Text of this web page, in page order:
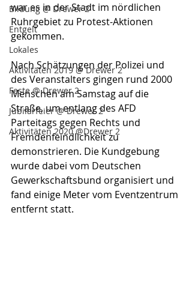
Bildung @ Drewer 2
Entgelt
Lokales
Aktivitäten 2019 @ Drewer 2
Feste @ Drewer 2
Jubilarfeier @ Drewer 2
Aktivitäten 2020 @Drewer 2
war es in der Stadt im nördlichen
Ruhrgebiet zu Protest-Aktionen
gekommen.
Nach Schätzungen der Polizei und
des Veranstalters gingen rund 2000
Menschen am Samstag auf die
Straße, um entlang des AFD
Parteitags gegen Rechts und
Fremdenfeindlichkeit zu
demonstrieren. Die Kundgebung
wurde dabei vom Deutschen
Gewerkschaftsbund organisiert und
fand einige Meter vom Eventzentrum
entfernt statt.